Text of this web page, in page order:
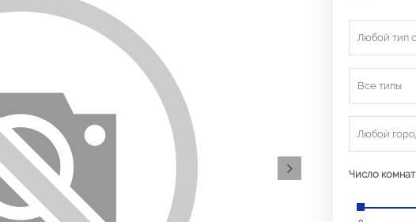
Любой тип
Все типы
Любой
Число комнат